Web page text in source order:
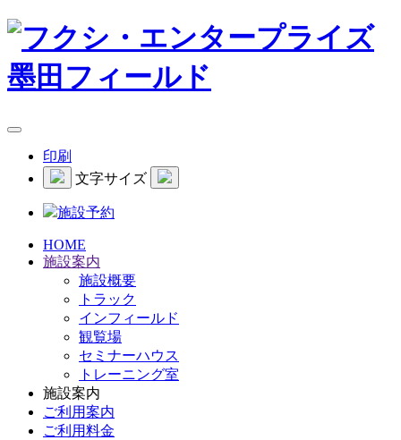
印刷
文字サイズ
施設予約
HOME
施設案内
施設概要
トラック
インフィールド
観覧場
セミナーハウス
トレーニング室
施設案内
ご利用案内
ご利用料金